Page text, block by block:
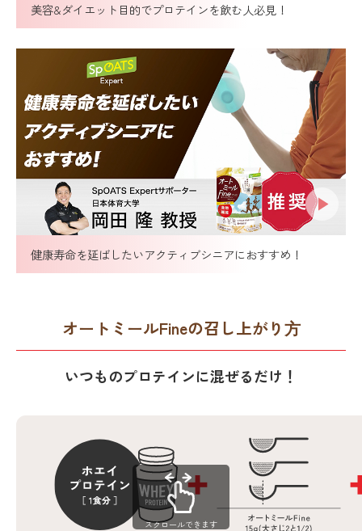
美容&ダイエット目的でプロテインを飲む人必見！
健康寿命を延ばしたいアクティブシニアにおすすめ！
オートミールFineの召し上がり⽅
いつものプロテインに混ぜるだけ！
スクロールできます